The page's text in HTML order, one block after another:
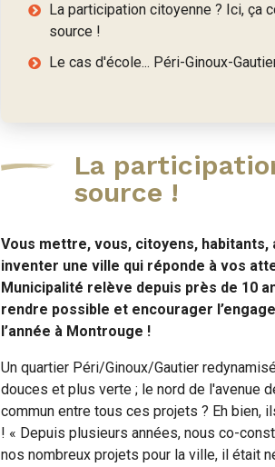
La participation citoyenne ? Ici, ça
source !
Le cas d'école... Péri-Ginoux-
La
source !
Vous mettre, vous, citoyens,
inventer une ville qui réponde à vos
Municipalité relève depuis près de 10
rendre possible et encourager
l’année à Montrouge !
Un quartier Péri/Ginoux/Gautier
douces et plus verte ; le nord de l'avenue
commun entre tous ces projets ? Eh bien,
! « Depuis plusieurs années, nous co-
nos nombreux projets pour la ville, il était